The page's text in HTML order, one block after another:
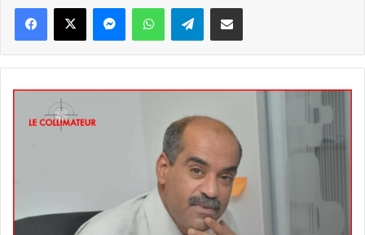
WhatsApp Telegram